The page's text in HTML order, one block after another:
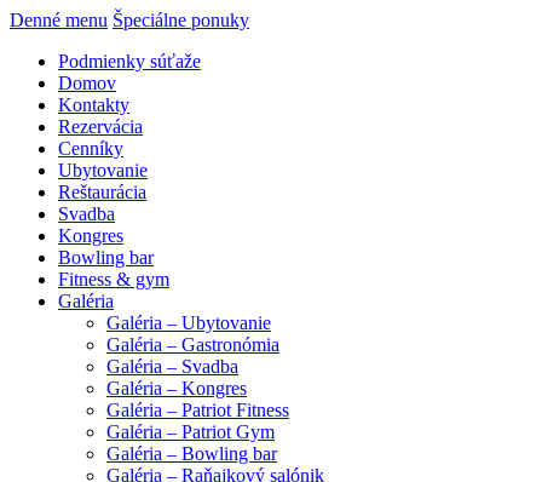
Denné menu Špeciálne ponuky
Podmienky súťaže
Domov
Kontakty
Rezervácia
Cenníky
Ubytovanie
Reštaurácia
Svadba
Kongres
Bowling bar
Fitness & gym
Galéria
Galéria – Ubytovanie
Galéria – Gastronómia
Galéria – Svadba
Galéria – Kongres
Galéria – Patriot Fitness
Galéria – Patriot Gym
Galéria – Bowling bar
Galéria – Raňajkový salónik